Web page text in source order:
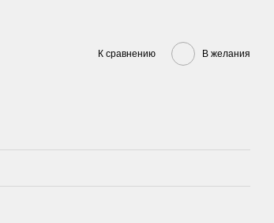
К сравнению В желания